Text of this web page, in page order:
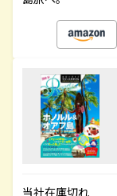
当社在庫切れ